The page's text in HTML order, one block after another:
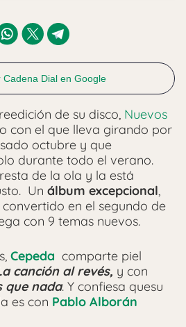
Cadena Dial en Google
de su disco, Nuevos
con el que lleva girando por
octubre y que
durante todo el verano.
de la ola y la está
Un álbum excepcional,
en el segundo de
con 9 temas nuevos.
Cepeda comparte piel
canción al revés, y con
que nada. Y confiesa quesu
es con Pablo Alborán